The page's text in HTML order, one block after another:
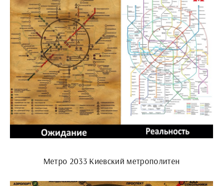
Метро 2033 Киевский метрополитен